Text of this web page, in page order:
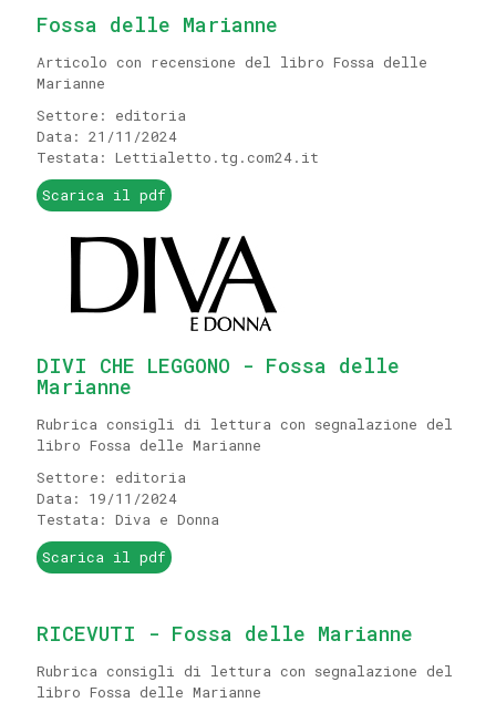
Fossa delle Marianne
Articolo con recensione del libro Fossa delle
Marianne
Settore: editoria
Data: 21/11/2024
Testata: Lettialetto.tg.com24.it
Scarica il pdf
DIVI CHE LEGGONO - Fossa delle
Marianne
Rubrica consigli di lettura con segnalazione del
libro Fossa delle Marianne
Settore: editoria
Data: 19/11/2024
Testata: Diva e Donna
Scarica il pdf
RICEVUTI - Fossa delle Marianne
Rubrica consigli di lettura con segnalazione del
libro Fossa delle Marianne